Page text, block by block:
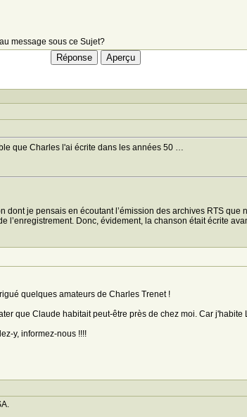
message sous ce Sujet?
que Charles l'ai écrite dans les années 50 …
dont je pensais en écoutant l’émission des archives RTS que
l’enregistrement. Donc, évidement, la chanson était écrite
quelques amateurs de Charles Trenet !
que Claude habitait peut-être près de chez moi. Car j'habite
y, informez-nous !!!!